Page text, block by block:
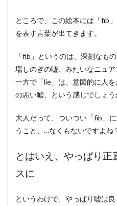
ところで、この絵本には「fib
を表す言葉が出てきます。
「fib」というのは、深刻なも
場しのぎの嘘、みたいなニュア
一方で「lie」は、意図的に人
の悪い嘘、という感じでしょう
大人だって、ついつい「fib」
うこと、…なくもないですよね
とはいえ、やっぱり正
スに
というわけで、やっぱり嘘は良